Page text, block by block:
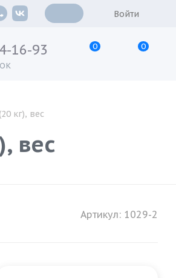
Войти
16-93 0 0
кг), вес
вес
Артикул: 1029-2